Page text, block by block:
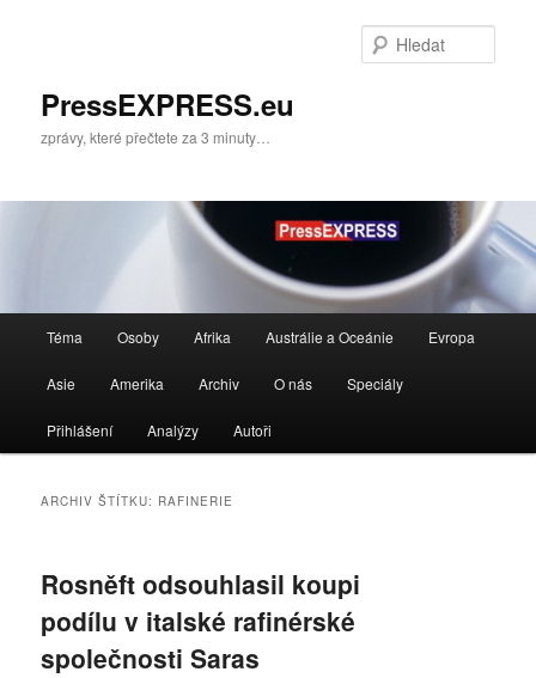
paneluPressEXPRESS.eu
zprávy, které přečtete za 3 minuty…
navigační
Téma Osoby Afrika Austrálie a Oceánie Evropa
Asie Amerika Archiv O nás Speciály
Přihlášení Analýzy Autoři
ARCHIV ŠTÍTKU: RAFINERIE
Rosněft odsouhlasil koupi
podílu v italské rafinérské
společnosti Saras